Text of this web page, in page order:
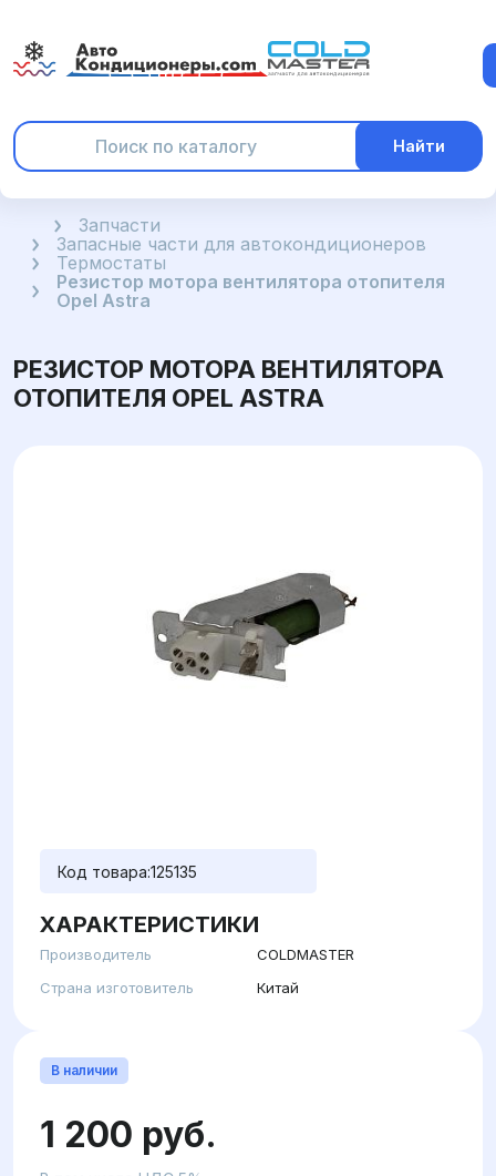
Найти
ГлавнаяЗапчасти
Запасные части для автокондиционеров
Термостаты
Резистор мотора вентилятора отопителя
Opel Astra
РЕЗИСТОР МОТОРА ВЕНТИЛЯТОРА
ОТОПИТЕЛЯ OPEL ASTRA
Код товара:125135
ХАРАКТЕРИСТИКИ
Производитель
COLDMASTER
Страна изготовитель
Китай
В наличии
1 200 руб.